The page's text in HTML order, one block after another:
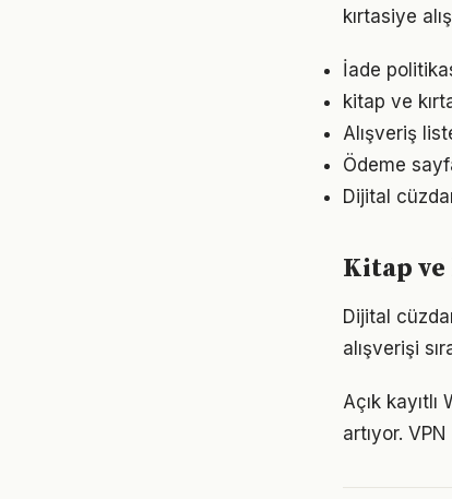
kırtasiye
İade
kitap ve
Alışveriş
Ödeme
Dijital
Kitap
Dijital
alışverişi
Açık
artıyor.